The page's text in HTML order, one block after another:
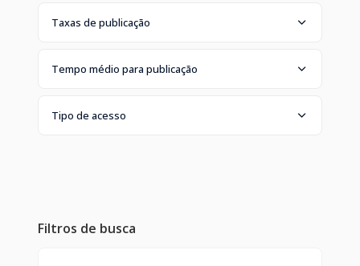
Taxas de publicação
Tempo médio para publicação
Tipo de acesso
Filtros de busca